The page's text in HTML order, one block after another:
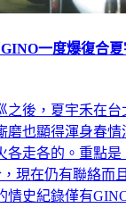
磨也顯得渾身春
各走各的。重點
現在仍有聯絡而
情史紀錄僅有
不婚主義，讓自